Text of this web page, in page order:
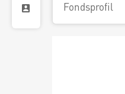
Fondsprofil